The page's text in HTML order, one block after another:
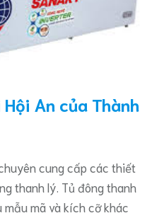
An của Thành
cung cấp các thiết
thanh lý. Tủ đông thanh
mã và kích cỡ khác